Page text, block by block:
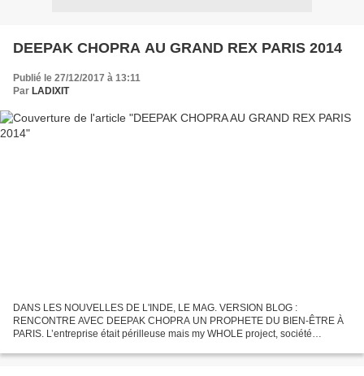
DEEPAK CHOPRA AU GRAND REX PARIS 2014
Publié le 27/12/2017 à 13:11
Par LADIXIT
DANS LES NOUVELLES DE L'INDE, LE MAG. VERSION BLOG :
RENCONTRE AVEC DEEPAK CHOPRA UN PROPHETE DU BIEN-ÊTRE À
PARIS. L’entreprise était périlleuse mais my WHOLE project, société
la...